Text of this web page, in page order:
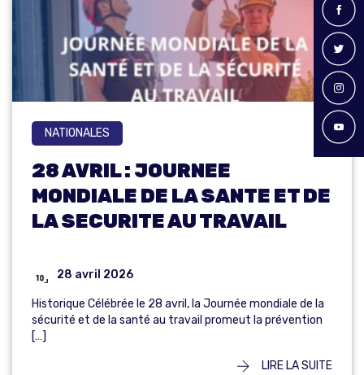
NATIONALES
28 AVRIL : JOURNEE
MONDIALE DE LA SANTE ET DE
LA SECURITE AU TRAVAIL
28 avril 2026
Historique Célébrée le 28 avril, la Journée mondiale de la
sécurité et de la santé au travail promeut la prévention
[…]
LIRE LA SUITE